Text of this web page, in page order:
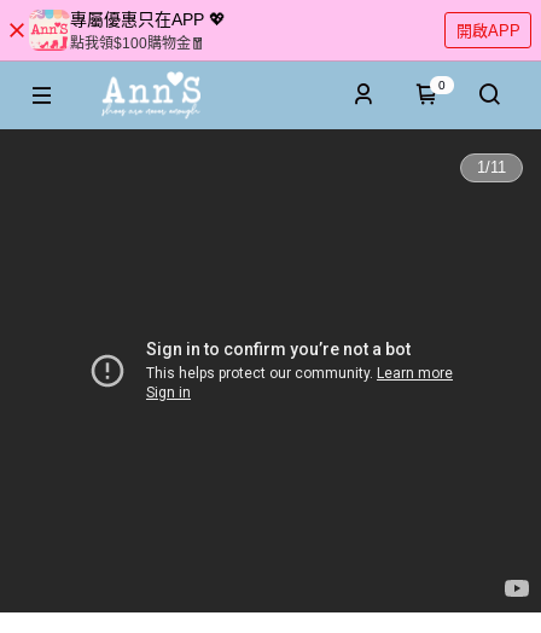
專屬優惠只在APP 💖
點我領$100購物金🧧
開啟APP
0
1/11